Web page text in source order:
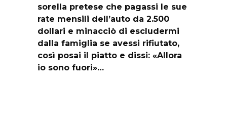
sorella pretese che pagassi le sue
rate mensili dell’auto da 2.500
dollari e minacciò di escludermi
dalla famiglia se avessi rifiutato,
così posai il piatto e dissi: «Allora
io sono fuori»…